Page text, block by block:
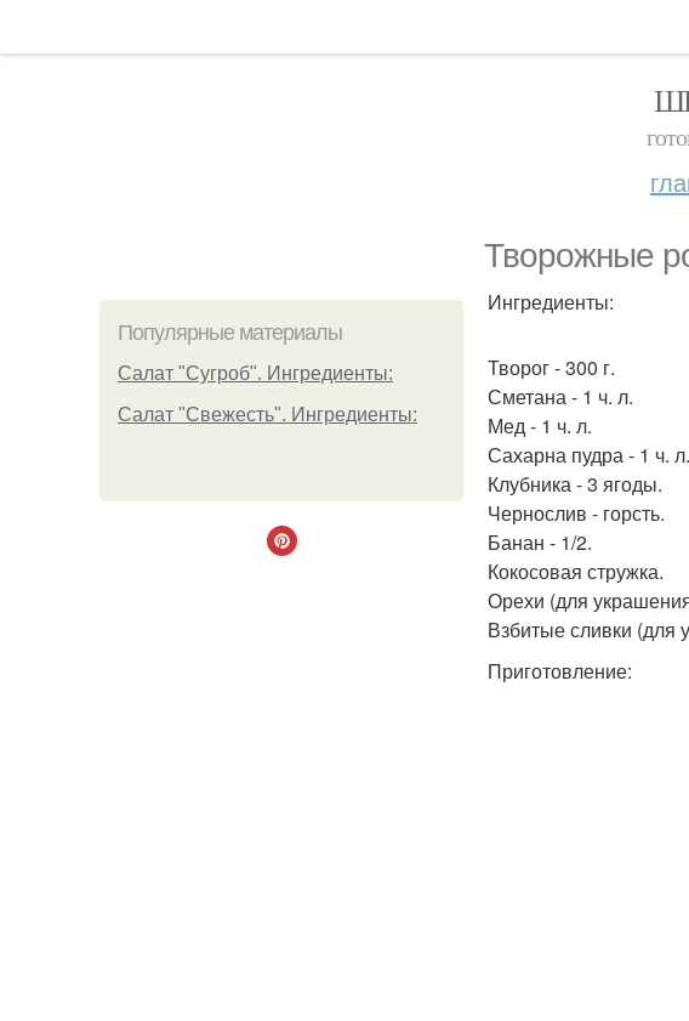
Творожные
Популярные материалы
Салат "Сугроб". Ингредиенты:
Салат "Свежесть". Ингредиенты:
Ингредиенты:
Творог - 300 г.
Сметана - 1 ч. л.
Мед - 1 ч. л.
Сахарна пудра - 1 ч. л.
Клубника - 3 ягоды.
Чернослив - горсть.
Банан - 1/2.
Кокосовая стружка.
Орехи (для
Взбитые сливки (для
Приготовление: